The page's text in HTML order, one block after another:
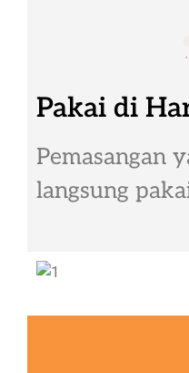
Pakai di
Pemasangan
langsung